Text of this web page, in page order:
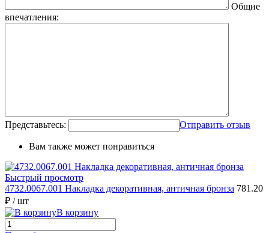
Общие
впечатления:
Представьтесь: Отправить отзыв
Вам также может понравиться
Быстрый просмотр
4732.0067.001 Накладка декоративная, античная бронза 781.20
₽ / шт
В корзину